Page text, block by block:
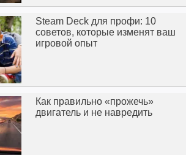
Steam Deck для профи: 10
советов, которые изменят ваш
игровой опыт
Как правильно «прожечь»
двигатель и не навредить